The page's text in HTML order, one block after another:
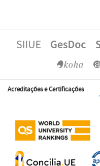
Acreditações e Certificações